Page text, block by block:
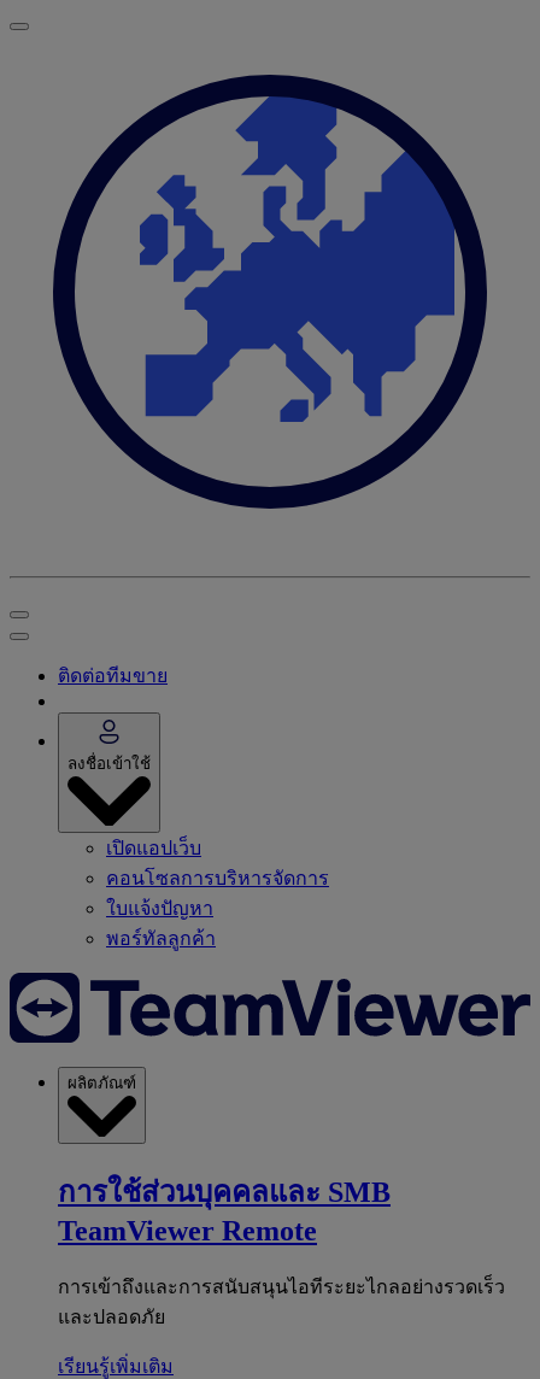
ติดต่อทีมขาย
ลงชื่อเข้าใช้
เปิดแอปเว็บ
คอนโซลการบริหารจัดการ
ใบแจ้งปัญหา
พอร์ทัลลูกค้า
ผลิตภัณฑ์
การใช้ส่วนบุคคลและ SMB
TeamViewer Remote
การเข้าถึงและการสนับสนุนไอทีระยะไกลอย่างรวดเร็ว
และปลอดภัย
เรียนรู้เพิ่มเติม